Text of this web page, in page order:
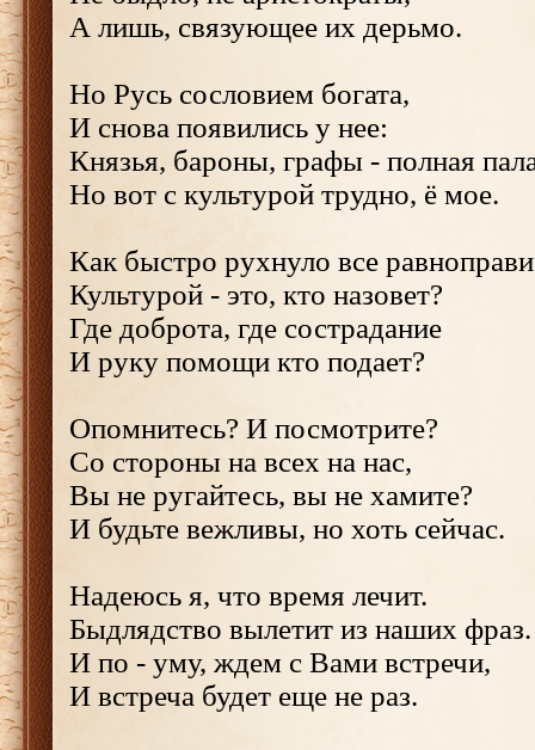
А лишь, связующее их дерьмо.
Но Русь сословием богата,
И снова появились у нее:
Князья, бароны, графы - полная
Но вот с культурой трудно, ё мое.
Как быстро рухнуло все
Культурой - это, кто назовет?
Где доброта, где сострадание
И руку помощи кто подает?
Опомнитесь? И посмотрите?
Со стороны на всех на нас,
Вы не ругайтесь, вы не хамите?
И будьте вежливы, но хоть сейчас.
Надеюсь я, что время лечит.
Быдлядство вылетит из наших фраз.
И по - уму, ждем с Вами встречи,
И встреча будет еще не раз.